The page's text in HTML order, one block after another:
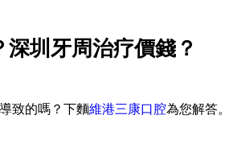
圳牙周治疗價錢？
致的嗎？下麵維港三康口腔為您解答。